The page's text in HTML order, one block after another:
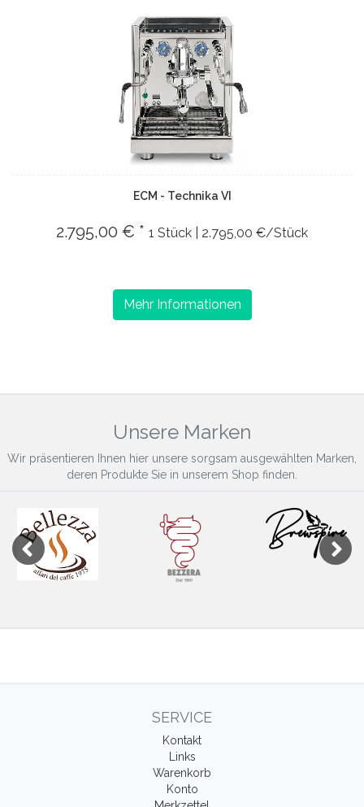
ECM - Technika VI
2.795,00 € * 1 Stück | 2.795,00 €/Stück
Mehr Informationen
Unsere Marken
Wir präsentieren Ihnen hier unsere sorgsam ausgewählten Marken,
deren Produkte Sie in unserem Shop finden.
Previous
SERVICE
Kontakt
Links
Warenkorb
Konto